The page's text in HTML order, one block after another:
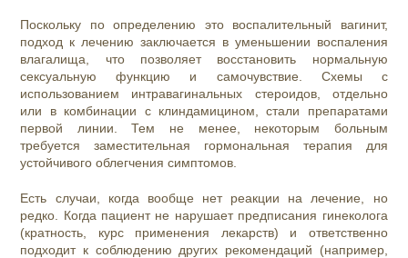
Поскольку по определению это воспалительный вагинит,
подход к лечению заключается в уменьшении воспаления
влагалища, что позволяет восстановить нормальную
сексуальную функцию и самочувствие. Схемы с
использованием интравагинальных стероидов, отдельно
или в комбинации с клиндамицином, стали препаратами
первой линии. Тем не менее, некоторым больным
требуется заместительная гормональная терапия для
устойчивого облегчения симптомов.
Есть случаи, когда вообще нет реакции на лечение, но
редко. Когда пациент не нарушает предписания гинеколога
(кратность, курс применения лекарств) и ответственно
подходит к соблюдению других рекомендаций (например,